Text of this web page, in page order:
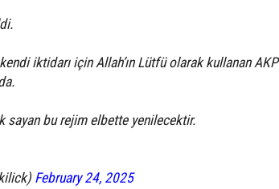
kendi iktidarı için Allah’ın Lütfü olarak kullanan AKP
sayan bu rejim elbette yenilecektir.
February 24, 2025